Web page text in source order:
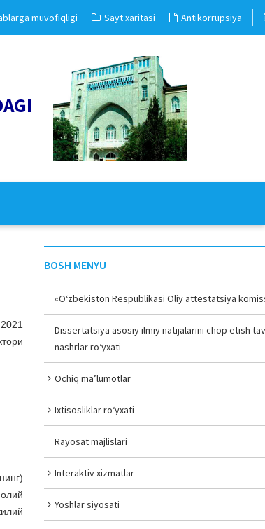
muvofiqligi Sayt xaritasi Antikorrupsiya
BOSH MENYU
«O‘zbekiston Respublikasi Oliy attestatsiya
Dissertatsiya asosiy ilmiy natijalarini chop etish
nashrlar ro‘yxati
Ochiq ma’lumotlar
Ixtisosliklar ro‘yxati
Rayosat majlislari
Interaktiv xizmatlar
Yoshlar siyosati